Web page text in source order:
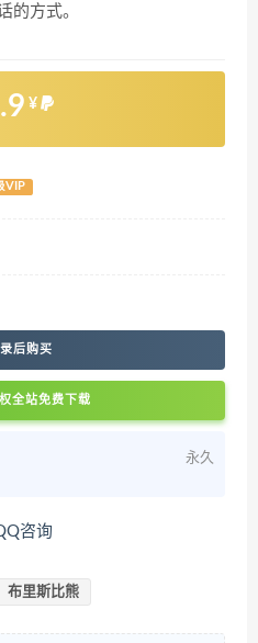
的方式。
¥
VIP
后购买
全站免费下载
永久
咨询
布里斯比熊